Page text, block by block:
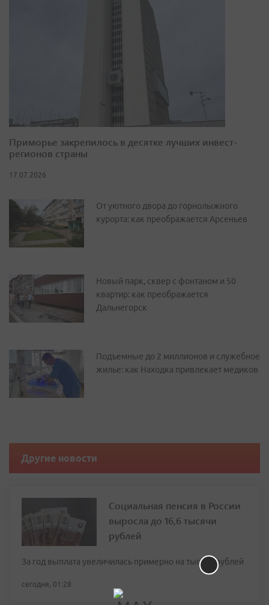
Приморье закрепилось в десятке лучших инвест-
регионов страны
17.07.2026
От уютного двора до горнолыжного
курорта: как преображается Арсеньев
Новый парк, сквер с фонтаном и 50
квартир: как преображается
Дальнегорск
Подъемные до 2 миллионов и служебное
жилье: как Находка привлекает медиков
Другие новости
Социальная пенсия в России
выросла до 16,6 тысячи
рублей
За год выплата увеличилась примерно на тысячу рублей
сегодня, 01:28